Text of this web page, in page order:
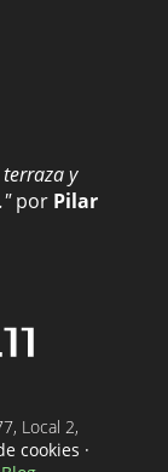
y
por Pilar
Local 2,
cookies ·